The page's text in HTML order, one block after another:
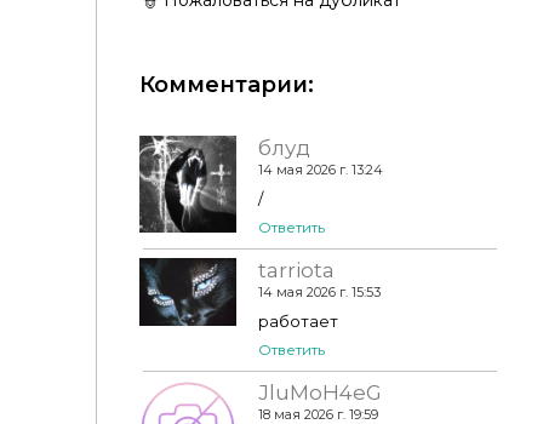
Yume Living Room⋆.˚☁️
Комментарии:
блуд
14 мая 2026 г. 13:24
/
Ответить
tarriota
14 мая 2026 г. 15:53
работает
Ответить
JluMoH4eG
18 мая 2026 г. 19:59